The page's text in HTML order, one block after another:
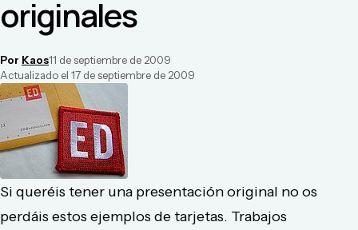
originales
Por Kaos11 de septiembre de 2009
Actualizado el 17 de septiembre de 2009
Si queréis tener una presentación original no os
perdáis estos ejemplos de tarjetas. Trabajos